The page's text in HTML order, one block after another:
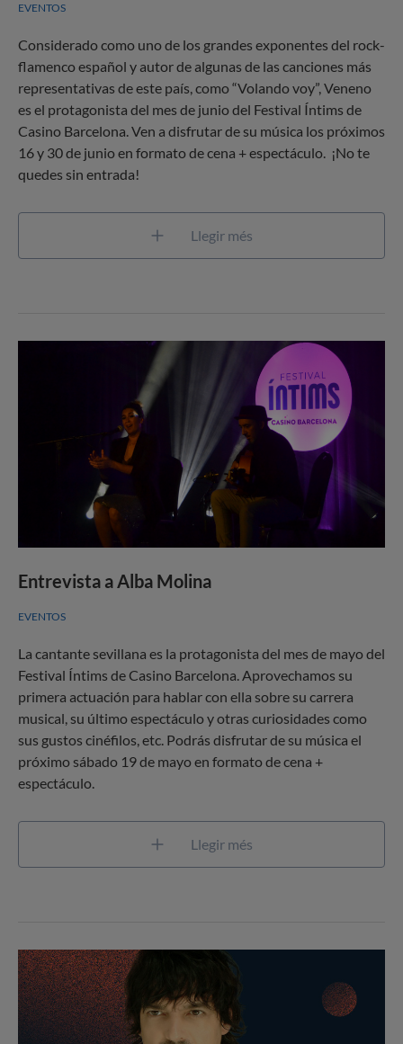
EVENTOS
Considerado como uno de los grandes exponentes del rock-
flamenco español y autor de algunas de las canciones más
representativas de este país, como “Volando voy”, Veneno
es el protagonista del mes de junio del Festival Íntims de
Casino Barcelona. Ven a disfrutar de su música los próximos
16 y 30 de junio en formato de cena + espectáculo. ¡No te
quedes sin entrada!
Llegir més
Entrevista a Alba Molina
EVENTOS
La cantante sevillana es la protagonista del mes de mayo del
Festival Íntims de Casino Barcelona. Aprovechamos su
primera actuación para hablar con ella sobre su carrera
musical, su último espectáculo y otras curiosidades como
sus gustos cinéfilos, etc. Podrás disfrutar de su música el
próximo sábado 19 de mayo en formato de cena +
espectáculo.
Llegir més